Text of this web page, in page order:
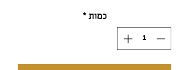
כמות *